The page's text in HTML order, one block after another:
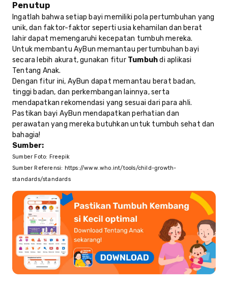
Penutup
Ingatlah bahwa setiap bayi memiliki pola pertumbuhan yang
unik, dan faktor-faktor seperti usia kehamilan dan berat
lahir dapat memengaruhi kecepatan tumbuh mereka.
Untuk membantu AyBun memantau pertumbuhan bayi
secara lebih akurat, gunakan fitur Tumbuhdi aplikasi
Tentang Anak.
Dengan fitur ini, AyBun dapat memantau berat badan,
tinggi badan, dan perkembangan lainnya, serta
mendapatkan rekomendasi yang sesuai dari para ahli.
Pastikan bayi AyBun mendapatkan perhatian dan
perawatan yang mereka butuhkan untuk tumbuh sehat dan
bahagia!
Sumber:
Sumber Foto: Freepik
Sumber Referensi: https://www.who.int/tools/child-growth-
standards/standards